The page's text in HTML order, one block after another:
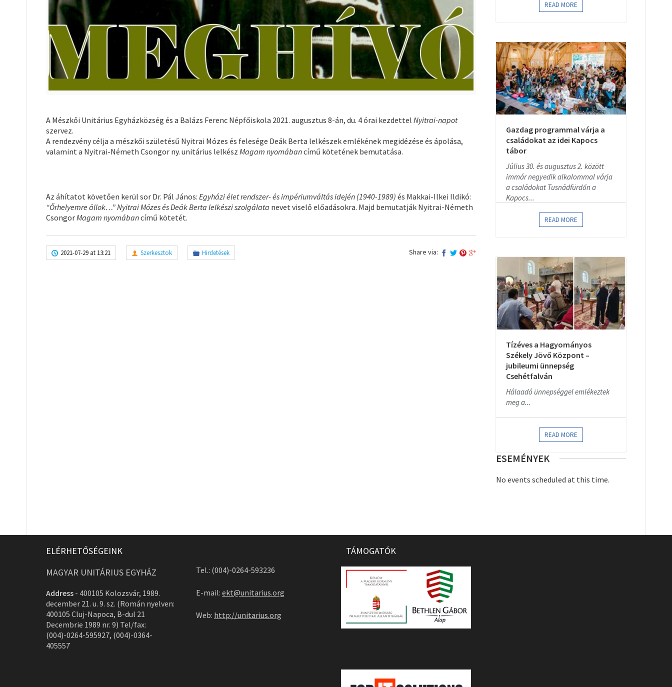
A Mészkői Unitárius Egyházközség és a Balázs Ferenc Népfőiskola 2021. augusztus 8-án, du. 4 órai kezdettel Nyitrai-napot
szervez.
A rendezvény célja a mészkői születésű Nyitrai Mózes és felesége Deák Berta lelkészek emlékének megidézése és ápolása,
valamint a Nyitrai-Németh Csongor ny. unitárius lelkész Magam nyomábancímű kötetének bemutatása.
Az áhítatot követően kerül sor Dr. Pál János: Egyházi élet rendszer- és impériumváltás idején (1940-1989) és Makkai-Ilkei Ildikó:
“Őrhelyemre állok…” Nyitrai Mózes és Deák Berta lelkészi szolgálata nevet viselő előadásokra. Majd bemutatják Nyitrai-Németh
CsongorMagam nyomábancímű kötetét.
2021-07-29 at 13:21 Szerkesztok Hirdetések Share via:
READ MORE
Gazdag programmal várja a
családokat az idei Kapocs
tábor
Július 30. és augusztus 2. között
immár negyedik alkalommal várja
a családokat Tusnádfürdőn a
Kapocs...
READ MORE
Tízéves a Hagyományos
Székely Jövő Központ –
jubileumi ünnepség
Csehétfalván
Hálaadó ünnepséggel emlékeztek
meg a...
READ MORE
ESEMÉNYEK
No events scheduled at this time.
ELÉRHETŐSÉGEINK
MAGYAR UNITÁRIUS EGYHÁZ
Address - 400105 Kolozsvár, 1989.
december 21. u. 9. sz. (Román nyelven:
400105 Cluj-Napoca, B-dul 21
Decembrie 1989 nr. 9) Tel/fax:
(004)-0264-595927, (004)-0364-
405557
Tel.: (004)-0264-593236
E-mail: ekt@unitarius.org
Web: http://unitarius.org
TÁMOGATÓK